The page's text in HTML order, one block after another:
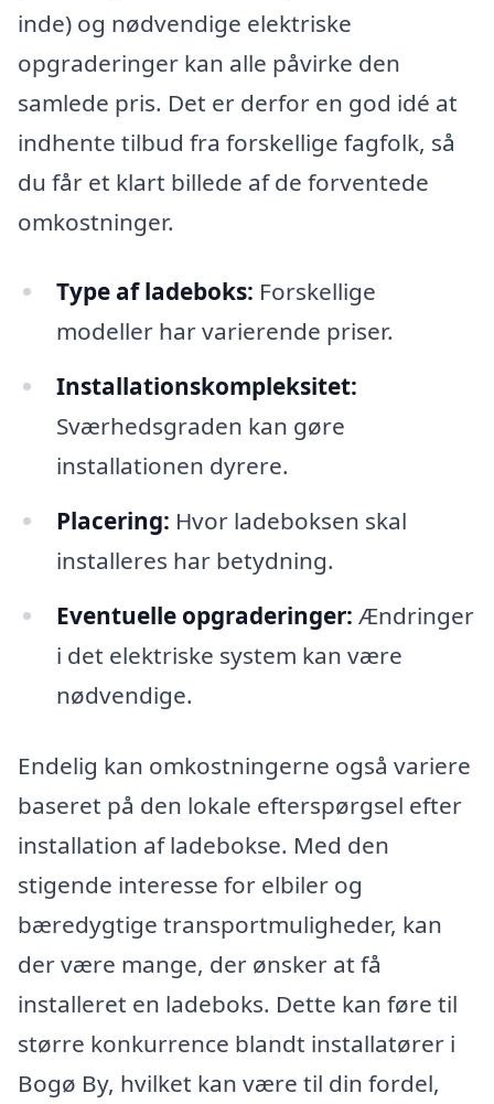
inde) og nødvendige elektriske
opgraderinger kan alle påvirke den
samlede pris. Det er derfor en god idé at
indhente tilbud fra forskellige fagfolk, så
du får et klart billede af de forventede
omkostninger.
Type af ladeboks: Forskellige
modeller har varierende priser.
Installationskompleksitet:
Sværhedsgraden kan gøre
installationen dyrere.
Placering: Hvor ladeboksen skal
installeres har betydning.
Eventuelle opgraderinger: Ændringer
i det elektriske system kan være
nødvendige.
Endelig kan omkostningerne også variere
baseret på den lokale efterspørgsel efter
installation af ladebokse. Med den
stigende interesse for elbiler og
bæredygtige transportmuligheder, kan
der være mange, der ønsker at få
installeret en ladeboks. Dette kan føre til
større konkurrence blandt installatører i
Bogø By, hvilket kan være til din fordel,